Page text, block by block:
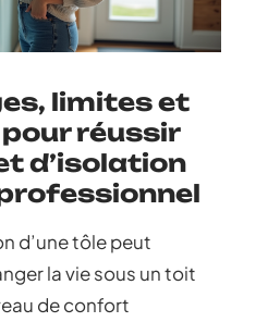
limites et
réussir
d’isolation
d’une tôle peut
la vie sous un toit
de confort